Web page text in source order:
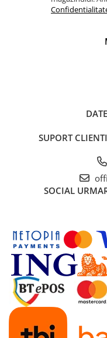
Antene &
Servere, Storage & NAS
Servere NAS
Servere
SSD enterprise
HDD enterprise
DAS (Direct Attached
SUPORT CLIENTI
SOCIAL